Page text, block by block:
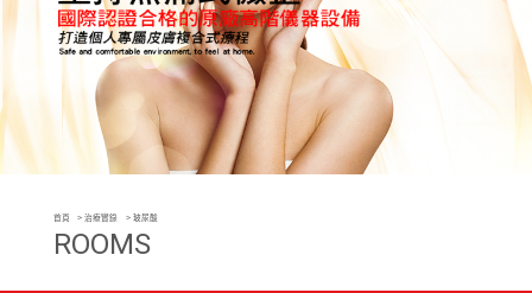
首頁 治療實錄 玻尿酸
ROOMS